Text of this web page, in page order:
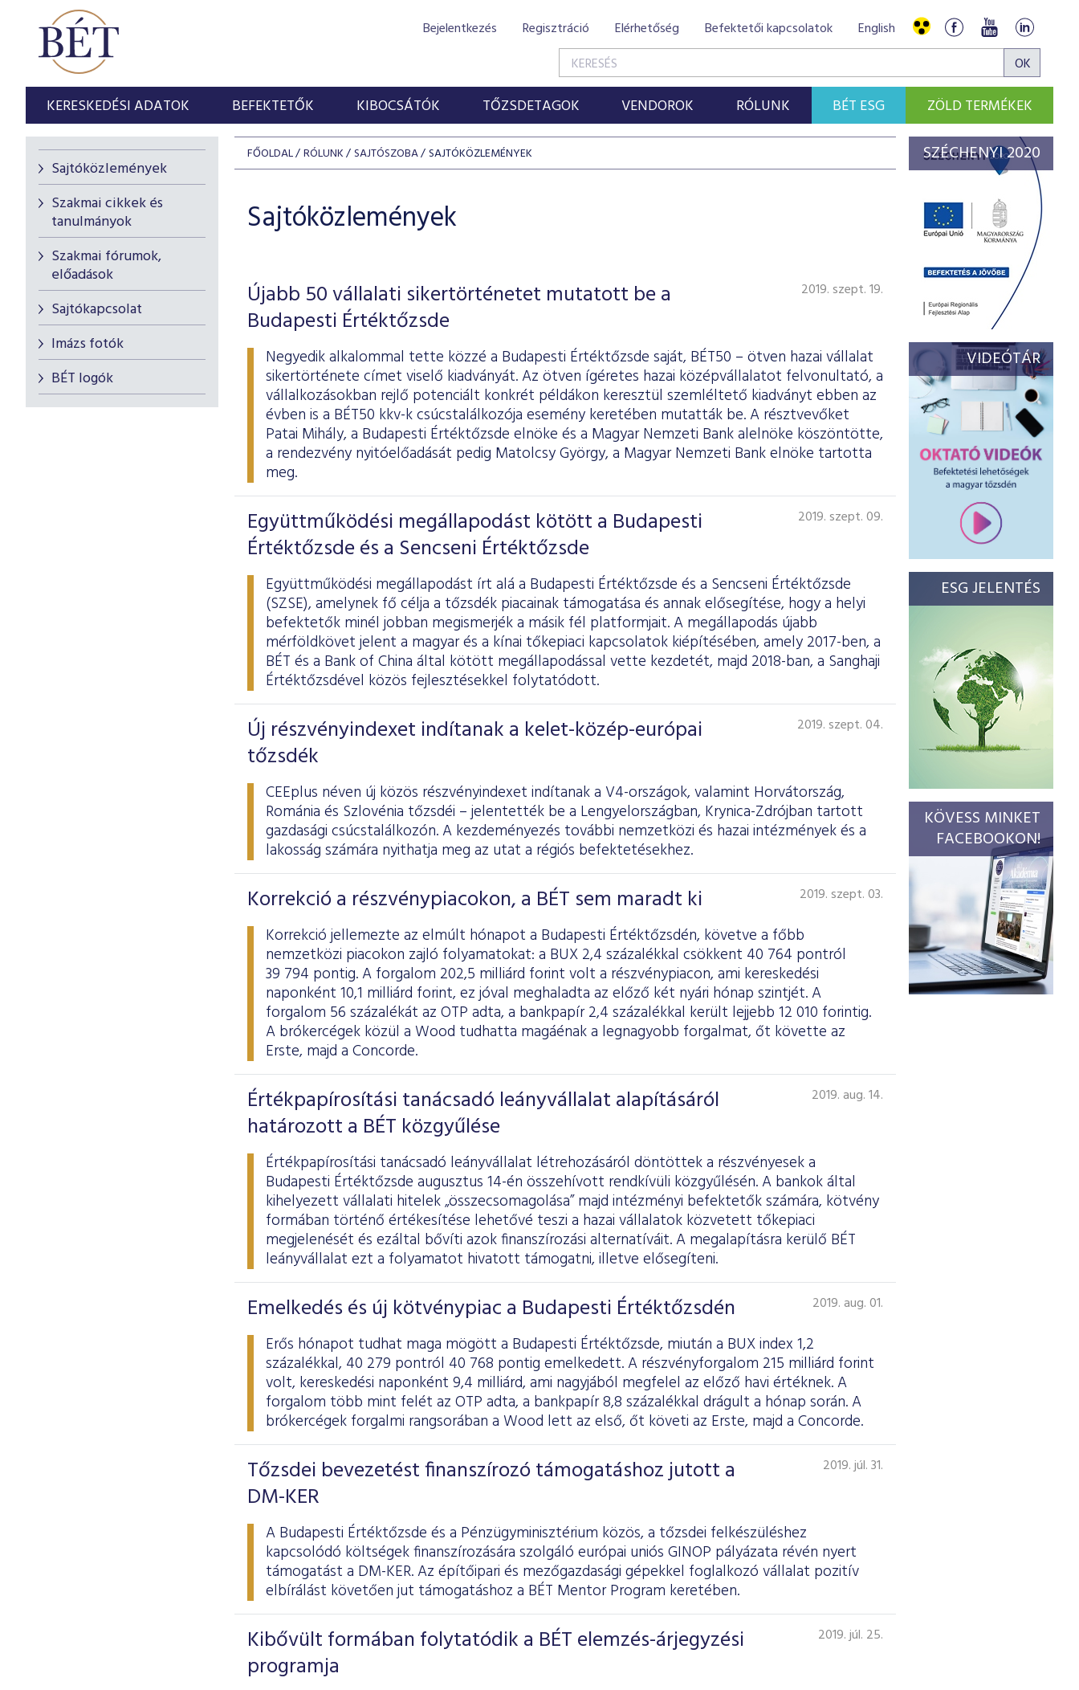
Bejelentkezés Regisztráció Elérhetőség Befektetői kapcsolatok English
KERESKEDÉSI ADATOK BEFEKTETŐK KIBOCSÁTÓK TŐZSDETAGOK VENDOROK RÓLUNK BÉT ESG ZÖLD TERMÉKEK
Sajtóközlemények
Szakmai cikkek és
tanulmányok
Szakmai fórumok,
előadások
Sajtókapcsolat
Imázs fotók
BÉT logók
FŐOLDAL RÓLUNK SAJTÓSZOBA SAJTÓKÖZLEMÉNYEK
Sajtóközlemények
Újabb 50 vállalati sikertörténetet mutatott be a
Budapesti Értéktőzsde
2019. szept. 19.
Negyedik alkalommal tette közzé a Budapesti Értéktőzsde saját, BÉT50 – ötven hazai vállalat
sikertörténete címet viselő kiadványát. Az ötven ígéretes hazai középvállalatot felvonultató, a
vállalkozásokban rejlő potenciált konkrét példákon keresztül szemléltető kiadványt ebben az
évben is a BÉT50 kkv-k csúcstalálkozója esemény keretében mutatták be. A résztvevőket
Patai Mihály, a Budapesti Értéktőzsde elnöke és a Magyar Nemzeti Bank alelnöke köszöntötte,
a rendezvény nyitóelőadását pedig Matolcsy György, a Magyar Nemzeti Bank elnöke tartotta
meg.
Együttműködési megállapodást kötött a Budapesti
Értéktőzsde és a Sencseni Értéktőzsde
2019. szept. 09.
Együttműködési megállapodást írt alá a Budapesti Értéktőzsde és a Sencseni Értéktőzsde
(SZSE), amelynek fő célja a tőzsdék piacainak támogatása és annak elősegítése, hogy a helyi
befektetők minél jobban megismerjék a másik fél platformjait. A megállapodás újabb
mérföldkövet jelent a magyar és a kínai tőkepiaci kapcsolatok kiépítésében, amely 2017-ben, a
BÉT és a Bank of China által kötött megállapodással vette kezdetét, majd 2018-ban, a Sanghaji
Értéktőzsdével közös fejlesztésekkel folytatódott.
Új részvényindexet indítanak a kelet-közép-európai
tőzsdék
2019. szept. 04.
CEEplus néven új közös részvényindexet indítanak a V4-országok, valamint Horvátország,
Románia és Szlovénia tőzsdéi – jelentették be a Lengyelországban, Krynica-Zdrójban tartott
gazdasági csúcstalálkozón. A kezdeményezés további nemzetközi és hazai intézmények és a
lakosság számára nyithatja meg az utat a régiós befektetésekhez.
Korrekció a részvénypiacokon, a BÉT sem maradt ki 2019. szept. 03.
Korrekció jellemezte az elmúlt hónapot a Budapesti Értéktőzsdén, követve a főbb
nemzetközi piacokon zajló folyamatokat: a BUX 2,4 százalékkal csökkent 40 764 pontról
39 794 pontig. A forgalom 202,5 milliárd forint volt a részvénypiacon, ami kereskedési
naponként 10,1 milliárd forint, ez jóval meghaladta az előző két nyári hónap szintjét. A
forgalom 56 százalékát az OTP adta, a bankpapír 2,4 százalékkal került lejjebb 12 010 forintig.
A brókercégek közül a Wood tudhatta magáénak a legnagyobb forgalmat, őt követte az
Erste, majd a Concorde.
Értékpapírosítási tanácsadó leányvállalat alapításáról
határozott a BÉT közgyűlése
2019. aug. 14.
Értékpapírosítási tanácsadó leányvállalat létrehozásáról döntöttek a részvényesek a
Budapesti Értéktőzsde augusztus 14-én összehívott rendkívüli közgyűlésén. A bankok által
kihelyezett vállalati hitelek „összecsomagolása” majd intézményi befektetők számára, kötvény
formában történő értékesítése lehetővé teszi a hazai vállalatok közvetett tőkepiaci
megjelenését és ezáltal bővíti azok finanszírozási alternatíváit. A megalapításra kerülő BÉT
leányvállalat ezt a folyamatot hivatott támogatni, illetve elősegíteni.
Emelkedés és új kötvénypiac a Budapesti Értéktőzsdén 2019. aug. 01.
Erős hónapot tudhat maga mögött a Budapesti Értéktőzsde, miután a BUX index 1,2
százalékkal, 40 279 pontról 40 768 pontig emelkedett. A részvényforgalom 215 milliárd forint
volt, kereskedési naponként 9,4 milliárd, ami nagyjából megfelel az előző havi értéknek. A
forgalom több mint felét az OTP adta, a bankpapír 8,8 százalékkal drágult a hónap során. A
brókercégek forgalmi rangsorában a Wood lett az első, őt követi az Erste, majd a Concorde.
Tőzsdei bevezetést finanszírozó támogatáshoz jutott a
DM-KER
2019. júl. 31.
A Budapesti Értéktőzsde és a Pénzügyminisztérium közös, a tőzsdei felkészüléshez
kapcsolódó költségek finanszírozására szolgáló európai uniós GINOP pályázata révén nyert
támogatást a DM-KER. Az építőipari és mezőgazdasági gépekkel foglalkozó vállalat pozitív
elbírálást követően jut támogatáshoz a BÉT Mentor Program keretében.
Kibővült formában folytatódik a BÉT elemzés-árjegyzési
programja
2019. júl. 25.
SZÉCHENYI 2020
VIDEÓTÁR
ESG JELENTÉS
KÖVESS MINKET
FACEBOOKON!